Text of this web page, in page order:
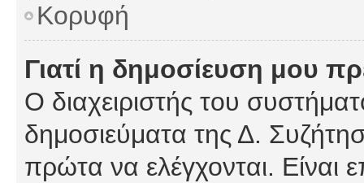
Κορυφή
Γιατί η δημοσίευση μου
Ο διαχειριστής του
δημοσιεύματα της Δ.
πρώτα να ελέγχονται. Είναι